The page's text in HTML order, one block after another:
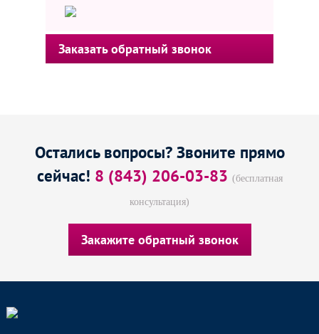
Заказать обратный звонок
Остались вопросы? Звоните прямо
сейчас! 8 (843) 206-03-83 (бесплатная
консультация)
Закажите обратный звонок